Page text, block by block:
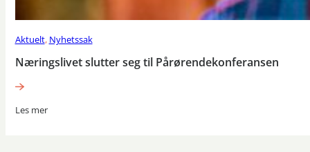
Aktuelt, Nyhetssak
Næringslivet slutter seg til Pårørendekonferansen
Les mer